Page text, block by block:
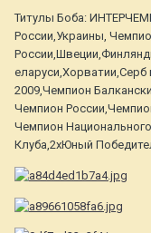
Титулы Боба:
России,Украины,
еларуси,Хорватии,Серб
2009,Чемпион
Чемпион
Чемпион
Клуба,2хЮный